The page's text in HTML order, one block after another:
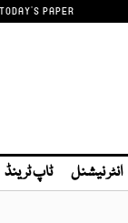
TODAY'S PAPER
انٹر نیشنل ٹاپ ٹرینڈ